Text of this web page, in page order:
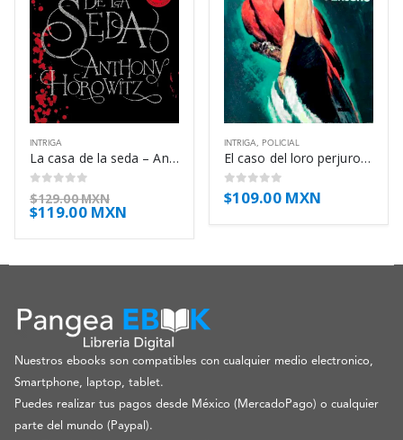
INTRIGA
La casa de la seda – Anthony Horowitz
0out of 5
$129.00 MXN
$119.00 MXN
INTRIGA, POLICIAL
El caso del loro perjuro – Erle Stanley Gardner
0out of 5
$109.00 MXN
Nuestros ebooks son compatibles con cualquier medio electronico,
Smartphone, laptop, tablet.
Puedes realizar tus pagos desde México (MercadoPago) o cualquier
parte del mundo (Paypal).